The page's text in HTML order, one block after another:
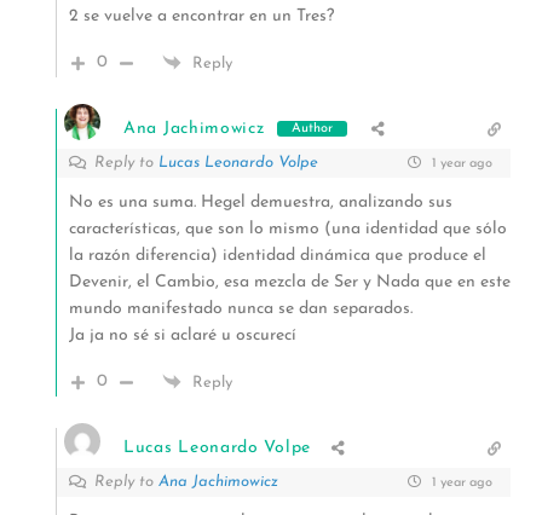
2 se vuelve a encontrar en un Tres?
0 Reply
Ana Jachimowicz Author
Reply to Lucas Leonardo Volpe 1 year ago
No es una suma. Hegel demuestra, analizando sus
características, que son lo mismo (una identidad que sólo
la razón diferencia) identidad dinámica que produce el
Devenir, el Cambio, esa mezcla de Ser y Nada que en este
mundo manifestado nunca se dan separados.
Ja ja no sé si aclaré u oscurecí
0 Reply
Lucas Leonardo Volpe
Reply to Ana Jachimowicz 1 year ago